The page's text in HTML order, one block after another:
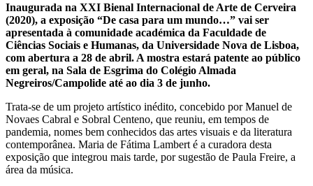
Inaugurada na XXI Bienal Internacional de Arte de Cerveira
(2020), a exposição “De casa para um mundo…” vai ser
apresentada à comunidade académica da Faculdade de
Ciências Sociais e Humanas, da Universidade Nova de Lisboa,
com abertura a 28 de abril. A mostra estará patente ao público
em geral, na Sala de Esgrima do Colégio Almada
Negreiros/Campolide até ao dia 3 de junho.
Trata-se de um projeto artístico inédito, concebido por Manuel de
Novaes Cabral e Sobral Centeno, que reuniu, em tempos de
pandemia, nomes bem conhecidos das artes visuais e da literatura
contemporânea. Maria de Fátima Lambert é a curadora desta
exposição que integrou mais tarde, por sugestão de Paula Freire, a
área da música.